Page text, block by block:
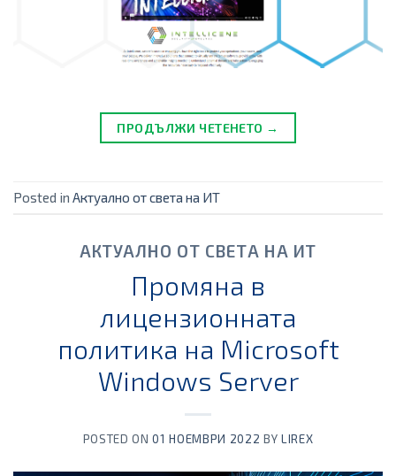
ПРОДЪЛЖИ ЧЕТЕНЕТО →
Posted in Актуално от света на ИТ
АКТУАЛНО ОТ СВЕТА НА ИТ
Промяна в
лицензионната
политика на Microsoft
Windows Server
POSTED ON01 НОЕМВРИ 2022 BY LIREX